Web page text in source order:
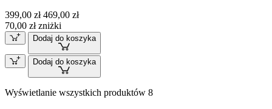
399,00 zł 469,00 zł
70,00 zł zniżki
Dodaj do koszyka
Dodaj do koszyka
Wyświetlanie wszystkich produktów 8